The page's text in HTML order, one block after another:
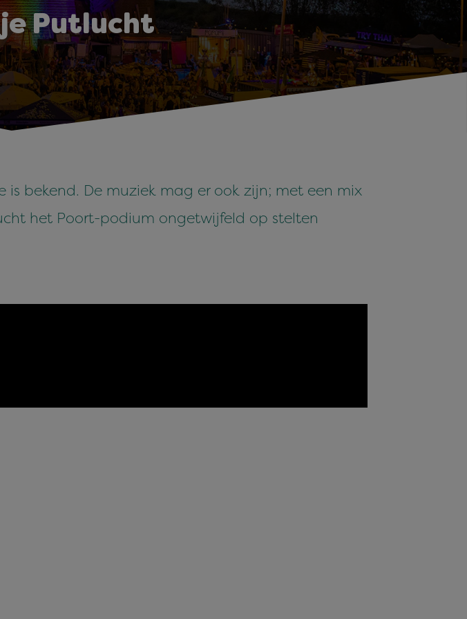
Putlucht
bekend. De muziek mag er ook zijn; met een mix
het Poort-podium ongetwijfeld op stelten